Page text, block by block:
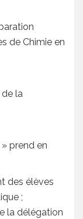
de Chimie en
la
prend en
des élèves
;
la délégation